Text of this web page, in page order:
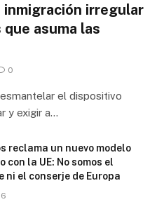
irregular
asuma las
0
el dispositivo
y exigir a…
reclama un nuevo modelo
con la UE: No somos el
ni el conserje de Europa